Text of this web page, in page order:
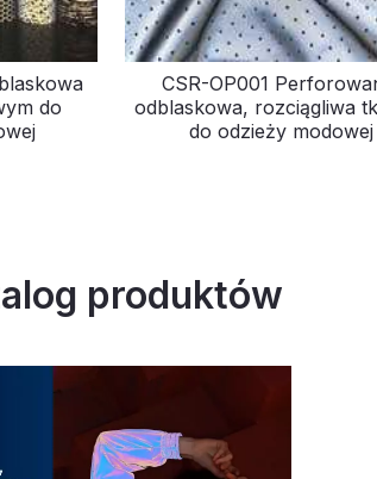
do
CSR-OP001
odblaskowa, rozciągliwa
do odzieży modowej
produktów